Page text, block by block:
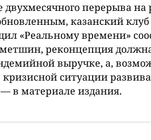
двухмесячного перерыва
казанский
«Реальному времени»
реконцепция
выручке, а,
кризисной ситуации
в материале издания.